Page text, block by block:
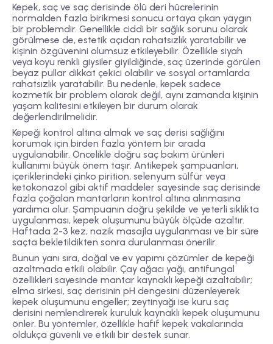
Kepek, saç ve saç derisinde ölü deri hücrelerinin
normalden fazla birikmesi sonucu ortaya çıkan yaygın
bir problemdir. Genellikle ciddi bir sağlık sorunu olarak
görülmese de, estetik açıdan rahatsızlık yaratabilir ve
kişinin özgüvenini olumsuz etkileyebilir. Özellikle siyah
veya koyu renkli giysiler giyildiğinde, saç üzerinde görülen
beyaz pullar dikkat çekici olabilir ve sosyal ortamlarda
rahatsızlık yaratabilir. Bu nedenle, kepek sadece
kozmetik bir problem olarak değil, aynı zamanda kişinin
yaşam kalitesini etkileyen bir durum olarak
değerlendirilmelidir.
Kepeği kontrol altına almak ve saç derisi sağlığını
korumak için birden fazla yöntem bir arada
uygulanabilir. Öncelikle doğru saç bakım ürünleri
kullanımı büyük önem taşır. Antikepek şampuanları,
içeriklerindeki çinko pirition, selenyum sülfür veya
ketokonazol gibi aktif maddeler sayesinde saç derisinde
fazla çoğalan mantarların kontrol altına alınmasına
yardımcı olur. Şampuanın doğru şekilde ve yeterli sıklıkta
uygulanması, kepek oluşumunu büyük ölçüde azaltır.
Haftada 2-3 kez, nazik masajla uygulanması ve bir süre
saçta bekletildikten sonra durulanması önerilir.
Bunun yanı sıra, doğal ve ev yapımı çözümler de kepeği
azaltmada etkili olabilir. Çay ağacı yağı, antifungal
özellikleri sayesinde mantar kaynaklı kepeği azaltabilir;
elma sirkesi, saç derisinin pH dengesini düzenleyerek
kepek oluşumunu engeller; zeytinyağı ise kuru saç
derisini nemlendirerek kuruluk kaynaklı kepek oluşumunu
önler. Bu yöntemler, özellikle hafif kepek vakalarında
oldukça güvenli ve etkili bir destek sunar.